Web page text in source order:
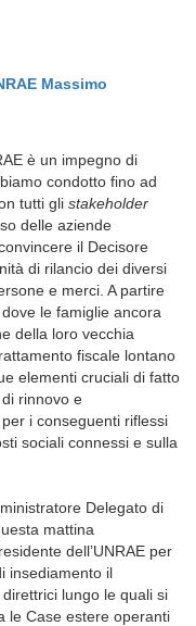
Massimo
è un impegno di
condotto fino ad
tutti gli stakeholder
delle aziende
il Decisore
di rilancio dei diversi
e merci. A partire
le famiglie ancora
della loro vecchia
fiscale lontano
elementi cruciali di fatto
rinnovo e
i conseguenti riflessi
sociali connessi e sulla
Delegato di
mattina
dell’UNRAE per
insediamento il
lungo le quali si
le Case estere operanti